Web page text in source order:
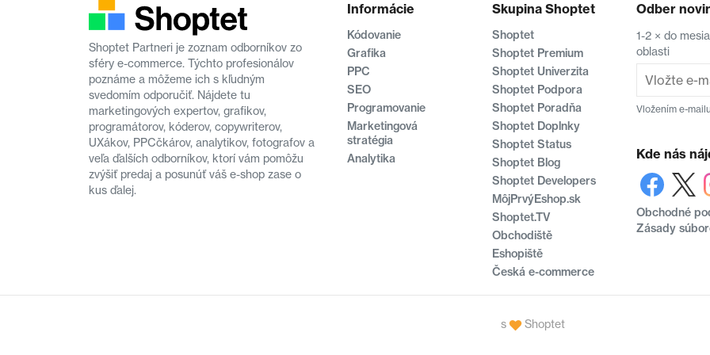
Shoptet Partneri je zoznam odborníkov zo
sféry e-commerce. Týchto profesionálov
poznáme a môžeme ich s kľudným
svedomím odporučiť. Nájdete tu
marketingových expertov, grafikov,
programátorov, kóderov, copywriterov,
UXákov, PPCčkárov, analytikov, fotografov a
veľa ďalších odborníkov, ktorí vám pomôžu
zvýšiť predaj a posunúť váš e-shop zase o
kus ďalej.
Informácie
Kódovanie
Grafika
PPC
SEO
Programovanie
Marketingová
stratégia
Analytika
Skupina Shoptet
Shoptet
Shoptet Premium
Shoptet Univerzita
Shoptet Podpora
Shoptet Poradňa
Shoptet Doplnky
Shoptet Status
Shoptet Blog
Shoptet Developers
MôjPrvýEshop.sk
Shoptet.TV
Obchodiště
Eshopiště
Česká e-commerce
Odber
1-2 × do
oblasti
Vložením e-
Kde nás
Obchodné
Zásady
s Shoptet